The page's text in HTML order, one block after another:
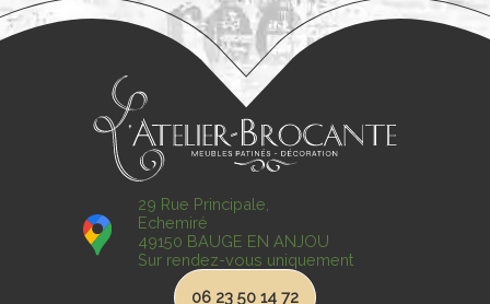
29 Rue Principale,
Echemiré
49150 BAUGE EN ANJOU
Sur rendez-vous uniquement
06 23 50 14 72